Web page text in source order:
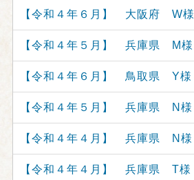
【令和４年６月】 大阪府 W様
【令和４年５月】 兵庫県 M様
【令和４年６月】 鳥取県 Y様
【令和４年５月】 兵庫県 N様
【令和４年４月】 兵庫県 N様
【令和４年４月】 兵庫県 T様